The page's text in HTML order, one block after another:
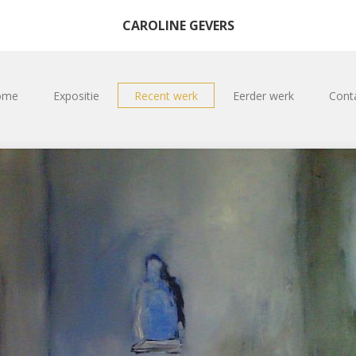
CAROLINE GEVERS
Expositie Recent werk Eerder werk